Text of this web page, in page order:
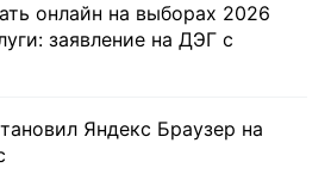
онлайн на выборах 2026
заявление на ДЭГ с
Яндекс Браузер на